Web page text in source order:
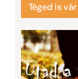
Téged is